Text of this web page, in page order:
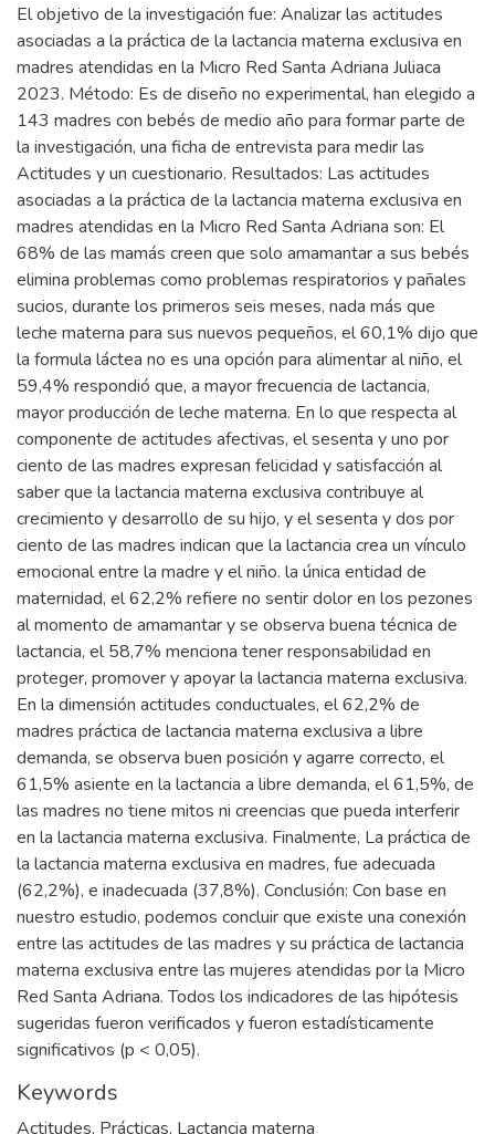
El objetivo de la investigación fue: Analizar las actitudes
asociadas a la práctica de la lactancia materna exclusiva en
madres atendidas en la Micro Red Santa Adriana Juliaca
2023. Método: Es de diseño no experimental, han elegido a
143 madres con bebés de medio año para formar parte de
la investigación, una ficha de entrevista para medir las
Actitudes y un cuestionario. Resultados: Las actitudes
asociadas a la práctica de la lactancia materna exclusiva en
madres atendidas en la Micro Red Santa Adriana son: El
68% de las mamás creen que solo amamantar a sus bebés
elimina problemas como problemas respiratorios y pañales
sucios, durante los primeros seis meses, nada más que
leche materna para sus nuevos pequeños, el 60,1% dijo que
la formula láctea no es una opción para alimentar al niño, el
59,4% respondió que, a mayor frecuencia de lactancia,
mayor producción de leche materna. En lo que respecta al
componente de actitudes afectivas, el sesenta y uno por
ciento de las madres expresan felicidad y satisfacción al
saber que la lactancia materna exclusiva contribuye al
crecimiento y desarrollo de su hijo, y el sesenta y dos por
ciento de las madres indican que la lactancia crea un vínculo
emocional entre la madre y el niño. la única entidad de
maternidad, el 62,2% refiere no sentir dolor en los pezones
al momento de amamantar y se observa buena técnica de
lactancia, el 58,7% menciona tener responsabilidad en
proteger, promover y apoyar la lactancia materna exclusiva.
En la dimensión actitudes conductuales, el 62,2% de
madres práctica de lactancia materna exclusiva a libre
demanda, se observa buen posición y agarre correcto, el
61,5% asiente en la lactancia a libre demanda, el 61,5%, de
las madres no tiene mitos ni creencias que pueda interferir
en la lactancia materna exclusiva. Finalmente, La práctica de
la lactancia materna exclusiva en madres, fue adecuada
(62,2%), e inadecuada (37,8%). Conclusión: Con base en
nuestro estudio, podemos concluir que existe una conexión
entre las actitudes de las madres y su práctica de lactancia
materna exclusiva entre las mujeres atendidas por la Micro
Red Santa Adriana. Todos los indicadores de las hipótesis
sugeridas fueron verificados y fueron estadísticamente
significativos (p < 0,05).
Keywords
Actitudes, Prácticas, Lactancia materna